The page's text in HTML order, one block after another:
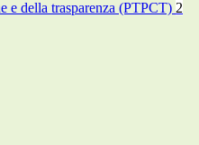
e della trasparenza (PTPCT) 2